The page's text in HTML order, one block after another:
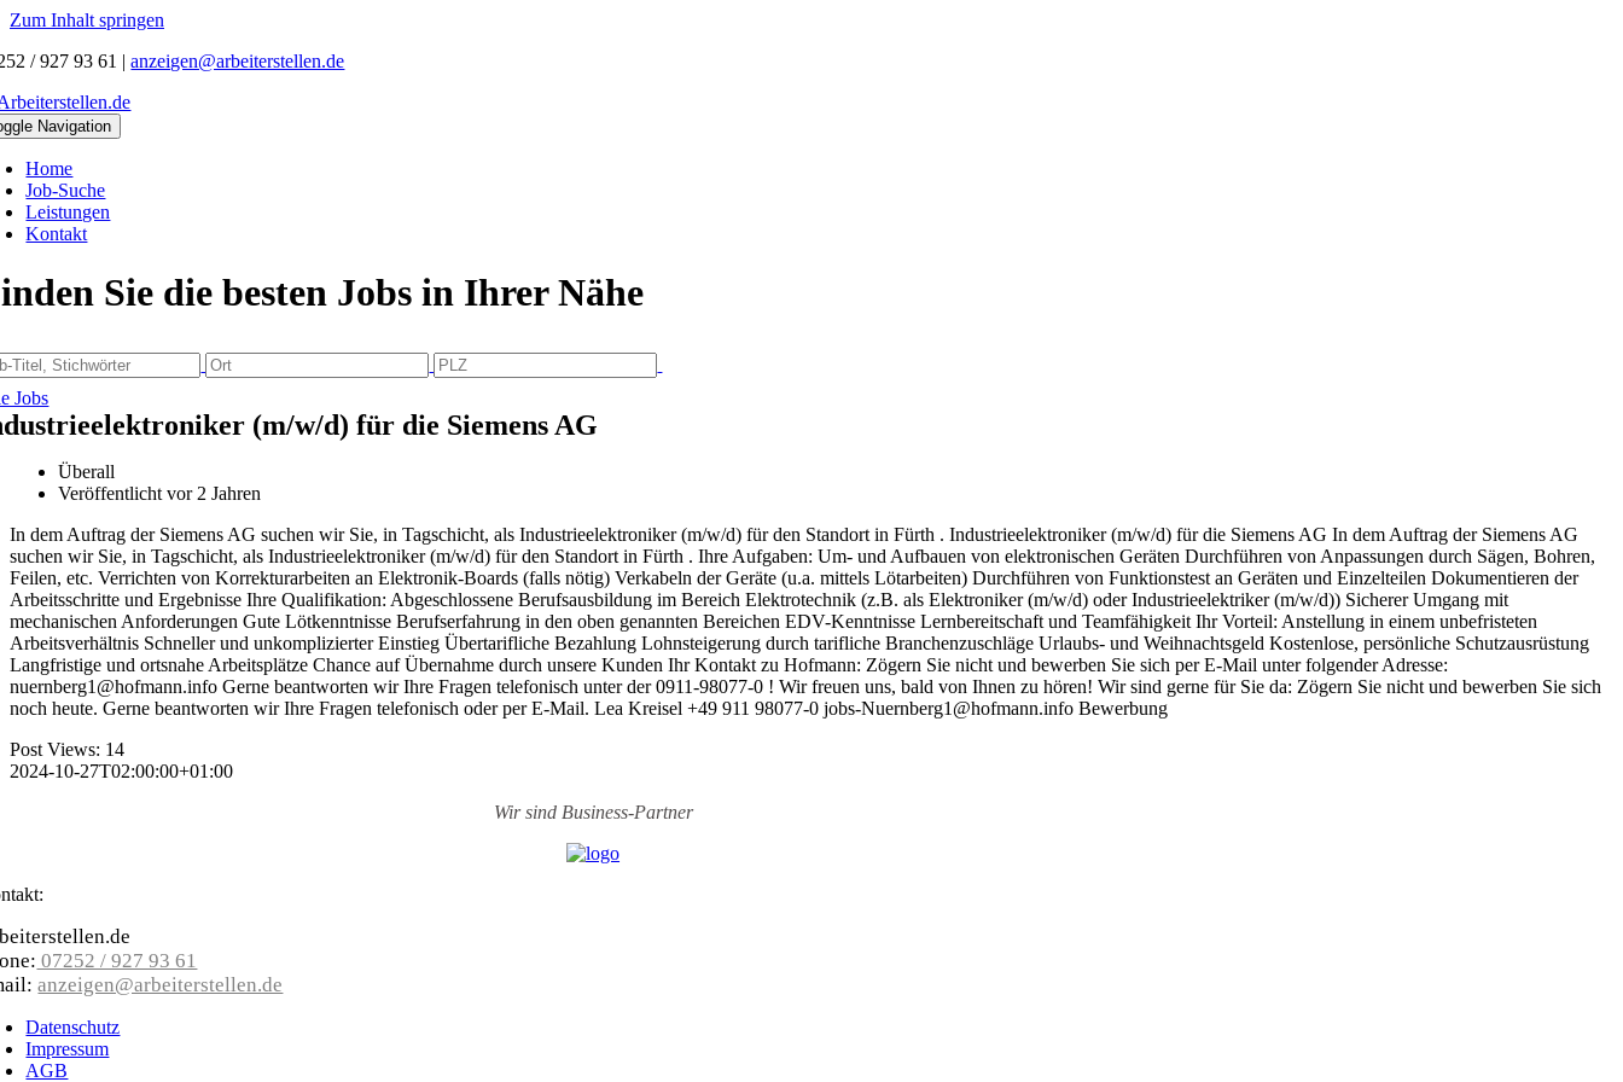
Zum Inhalt springen
/ 927 93 61 |anzeigen@arbeiterstellen.de
Navigation
Home
Job-Suche
Leistungen
Kontakt
Sie die besten Jobs in Ihrer Nähe
Jobs
(m/w/d) für die Siemens AG
Überall
Veröffentlicht vor 2 Jahren
In dem Auftrag der Siemens AG suchen wir Sie, in Tagschicht, als Industrieelektroniker (m/w/d) für den Standort in Fürth . Industrieelektroniker (m/w/d) für die Siemens AG In dem Auftrag der Siemens AG
suchen wir Sie, in Tagschicht, als Industrieelektroniker (m/w/d) für den Standort in Fürth . Ihre Aufgaben: Um- und Aufbauen von elektronischen Geräten Durchführen von Anpassungen durch Sägen, Bohren,
Feilen, etc. Verrichten von Korrekturarbeiten an Elektronik-Boards (falls nötig) Verkabeln der Geräte (u.a. mittels Lötarbeiten) Durchführen von Funktionstest an Geräten und Einzelteilen Dokumentieren der
Arbeitsschritte und Ergebnisse Ihre Qualifikation: Abgeschlossene Berufsausbildung im Bereich Elektrotechnik (z.B. als Elektroniker (m/w/d) oder Industrieelektriker (m/w/d)) Sicherer Umgang mit
mechanischen Anforderungen Gute Lötkenntnisse Berufserfahrung in den oben genannten Bereichen EDV-Kenntnisse Lernbereitschaft und Teamfähigkeit Ihr Vorteil: Anstellung in einem unbefristeten
Arbeitsverhältnis Schneller und unkomplizierter Einstieg Übertarifliche Bezahlung Lohnsteigerung durch tarifliche Branchenzuschläge Urlaubs- und Weihnachtsgeld Kostenlose, persönliche Schutzausrüstung
Langfristige und ortsnahe Arbeitsplätze Chance auf Übernahme durch unsere Kunden Ihr Kontakt zu Hofmann: Zögern Sie nicht und bewerben Sie sich per E-Mail unter folgender Adresse:
nuernberg1@hofmann.info Gerne beantworten wir Ihre Fragen telefonisch unter der 0911-98077-0 ! Wir freuen uns, bald von Ihnen zu hören! Wir sind gerne für Sie da: Zögern Sie nicht und bewerben Sie sich
noch heute. Gerne be­antworten wir Ihre Fragen telefonisch oder per E-Mail. Lea Kreisel +49 911 98077-0 jobs-Nuernberg1@hofmann.info Bewerbung
Post Views: 14
2024-10-27T02:00:00+01:00
Wir sind Business-Partner
07252 / 927 93 61
anzeigen@arbeiterstellen.de
Datenschutz
Impressum
AGB